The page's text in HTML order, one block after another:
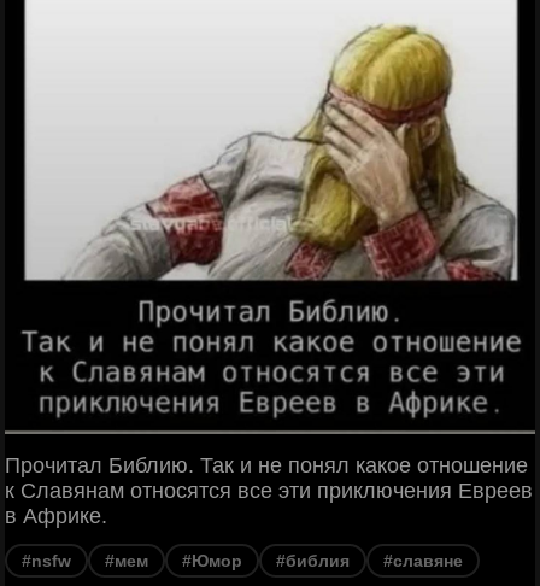
Прочитал Библию. Так и не понял какое отношение
к Славянам относятся все эти приключения Евреев
в Африке.
#nsfw #мем #Юмор #библия #славяне